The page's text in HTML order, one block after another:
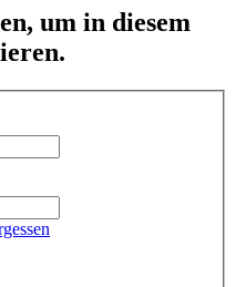
um in diesem